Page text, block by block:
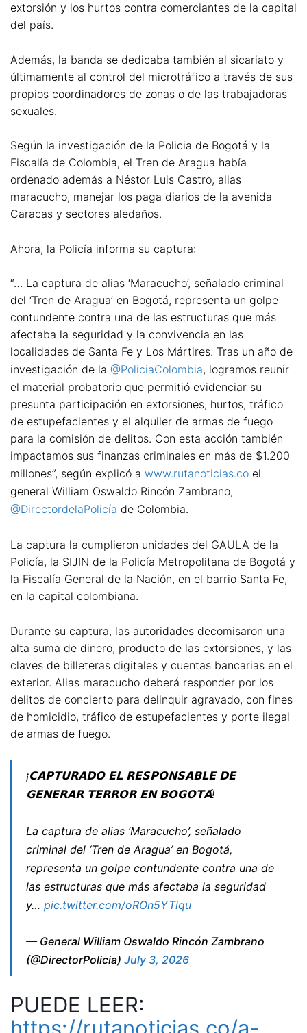
extorsión y los hurtos contra comerciantes de la capital
del país.
Además, la banda se dedicaba también al sicariato y
últimamente al control del microtráfico a través de sus
propios coordinadores de zonas o de las trabajadoras
sexuales.
Según la investigación de la Policia de Bogotá y la
Fiscalía de Colombia, el Tren de Aragua había
ordenado además a Néstor Luis Castro, alias
maracucho, manejar los paga diarios de la avenida
Caracas y sectores aledaños.
Ahora, la Policía informa su captura:
“… La captura de alias ‘Maracucho’, señalado criminal
del ‘Tren de Aragua’ en Bogotá, representa un golpe
contundente contra una de las estructuras que más
afectaba la seguridad y la convivencia en las
localidades de Santa Fe y Los Mártires. Tras un año de
investigación de la @PoliciaColombia, logramos reunir
el material probatorio que permitió evidenciar su
presunta participación en extorsiones, hurtos, tráfico
de estupefacientes y el alquiler de armas de fuego
para la comisión de delitos. Con esta acción también
impactamos sus finanzas criminales en más de $1.200
millones”, según explicó a www.rutanoticias.co el
general William Oswaldo Rincón Zambrano,
@DirectordelaPolicía de Colombia.
La captura la cumplieron unidades del GAULA de la
Policía, la SIJIN de la Policía Metropolitana de Bogotá y
la Fiscalía General de la Nación, en el barrio Santa Fe,
en la capital colombiana.
Durante su captura, las autoridades decomisaron una
alta suma de dinero, producto de las extorsiones, y las
claves de billeteras digitales y cuentas bancarias en el
exterior. Alias maracucho deberá responder por los
delitos de concierto para delinquir agravado, con fines
de homicidio, tráfico de estupefacientes y porte ilegal
de armas de fuego.
¡𝗖𝗔𝗣𝗧𝗨𝗥𝗔𝗗𝗢 𝗘𝗟 𝗥𝗘𝗦𝗣𝗢𝗡𝗦𝗔𝗕𝗟𝗘 𝗗𝗘
𝗚𝗘𝗡𝗘𝗥𝗔𝗥 𝗧𝗘𝗥𝗥𝗢𝗥 𝗘𝗡 𝗕𝗢𝗚𝗢𝗧𝗔́!
La captura de alias ‘Maracucho’, señalado
criminal del ‘Tren de Aragua’ en Bogotá,
representa un golpe contundente contra una de
las estructuras que más afectaba la seguridad
y… pic.twitter.com/oROn5YTlqu
— General William Oswaldo Rincón Zambrano
(@DirectorPolicia) July 3, 2026
PUEDE LEER:
https://rutanoticias.co/a-